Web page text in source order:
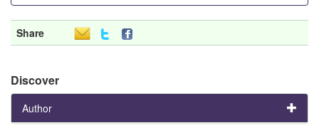
Share
Discover
Author